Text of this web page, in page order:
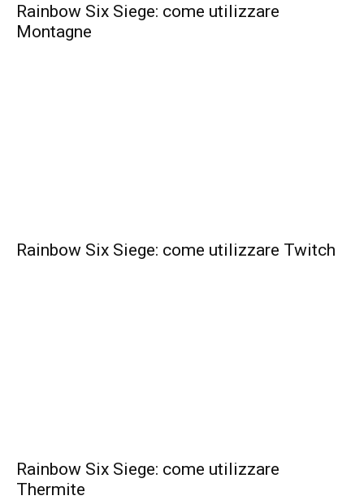
Rainbow Six Siege: come utilizzare
Montagne
Rainbow Six Siege: come utilizzare Twitch
Rainbow Six Siege: come utilizzare
Thermite